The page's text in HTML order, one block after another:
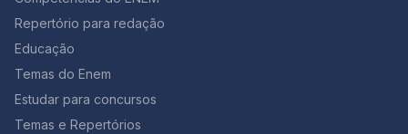
Repertório para redação
Educação
Temas do Enem
Estudar para concursos
Temas e Repertórios